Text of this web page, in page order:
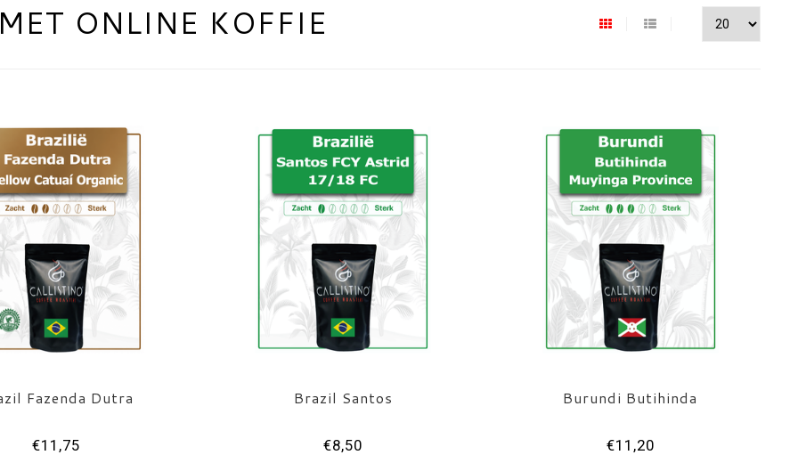
ONLINE KOFFIE
Fazenda Dutra
€11,75
Brazil Santos
€8,50
Burundi Butihinda
€11,20